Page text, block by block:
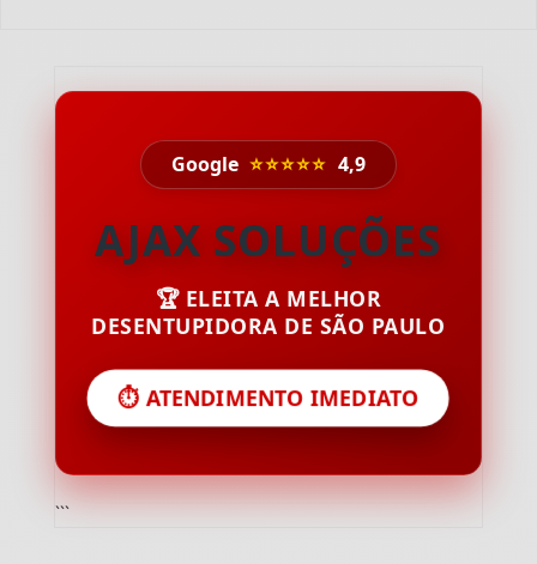
Google ⭐⭐⭐⭐⭐ 4,9
AJAX SOLUÇÕES
🏆 ELEITA A MELHOR
DESENTUPIDORA DE SÃO PAULO
⏱️ ATENDIMENTO IMEDIATO
```